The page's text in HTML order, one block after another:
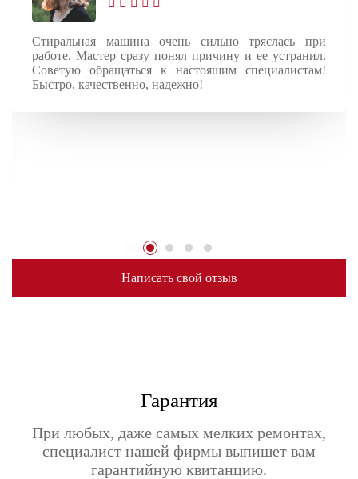
Стиральная машина очень сильно тряслась при
работе. Мастер сразу понял причину и ее устранил.
Советую обращаться к настоящим специалистам!
Быстро, качественно, надежно!
Написать свой отзыв
Гарантия
При любых, даже самых мелких ремонтах,
специалист нашей фирмы выпишет вам
гарантийную квитанцию.